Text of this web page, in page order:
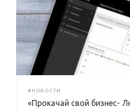
#НОВОСТИ
«Прокачай свой бизнес-